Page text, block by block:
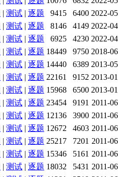
| 测试 | 逐题 9415 6400 2022-
| 测试 | 逐题 8146 4149 2022-
| 测试 | 逐题 6925 4230 2022-
| 测试 | 逐题 18449 9750 2018-
| 测试 | 逐题 14440 6389 2013-
| 测试 | 逐题 22161 9152 2013-
| 测试 | 逐题 15968 6500 2013-
| 测试 | 逐题 23454 9191 2011-
| 测试 | 逐题 12136 3900 2011-
| 测试 | 逐题 12672 4603 2011-
| 测试 | 逐题 25217 7201 2011-
| 测试 | 逐题 15346 5161 2011-
| 测试 | 逐题 18032 5431 2011-